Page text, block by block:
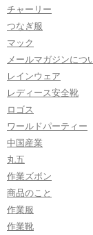
チャーリー
つなぎ服
マック
メールマガジンにつ
レインウェア
レディース安全靴
ロゴス
ワールドパーティー
中国産業
丸五
作業ズボン
商品のこと
作業服
作業靴